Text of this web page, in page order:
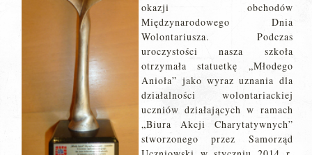
okazji obchodów
Międzynarodowego Dnia
Wolontariusza. Podczas
uroczystości nasza szkoła
otrzymała statuetkę „Młodego
Anioła” jako wyraz uznania dla
działalności wolontariackiej
uczniów działających w ramach
„Biura Akcji Charytatywnych”
stworzonego przez Samorząd